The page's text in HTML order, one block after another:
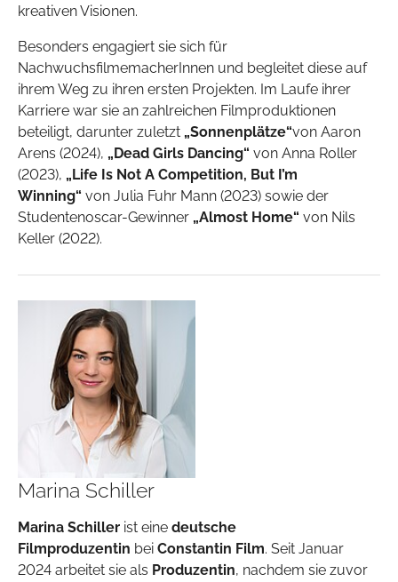
kreativen Visionen.
Besonders engagiert sie sich für
NachwuchsfilmemacherInnen und begleitet diese auf
ihrem Weg zu ihren ersten Projekten. Im Laufe ihrer
Karriere war sie an zahlreichen Filmproduktionen
beteiligt, darunter zuletzt „Sonnenplätze“von Aaron
Arens (2024), „Dead Girls Dancing“ von Anna Roller
(2023), „Life Is Not A Competition, But I’m
Winning“ von Julia Fuhr Mann (2023) sowie der
Studentenoscar-Gewinner „Almost Home“ von Nils
Keller (2022).
Marina Schiller
Marina Schiller ist eine deutsche
Filmproduzentin bei Constantin Film. Seit Januar
2024 arbeitet sie als Produzentin, nachdem sie zuvor